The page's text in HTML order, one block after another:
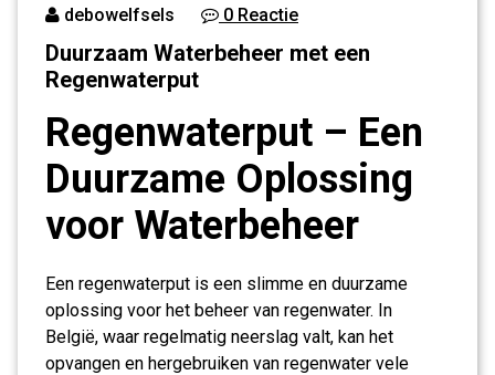
debowelfsels 0 Reactie
Duurzaam Waterbeheer met een
Regenwaterput
Regenwaterput – Een
Duurzame Oplossing
voor Waterbeheer
Een regenwaterput is een slimme en duurzame
oplossing voor het beheer van regenwater. In
België, waar regelmatig neerslag valt, kan het
opvangen en hergebruiken van regenwater vele